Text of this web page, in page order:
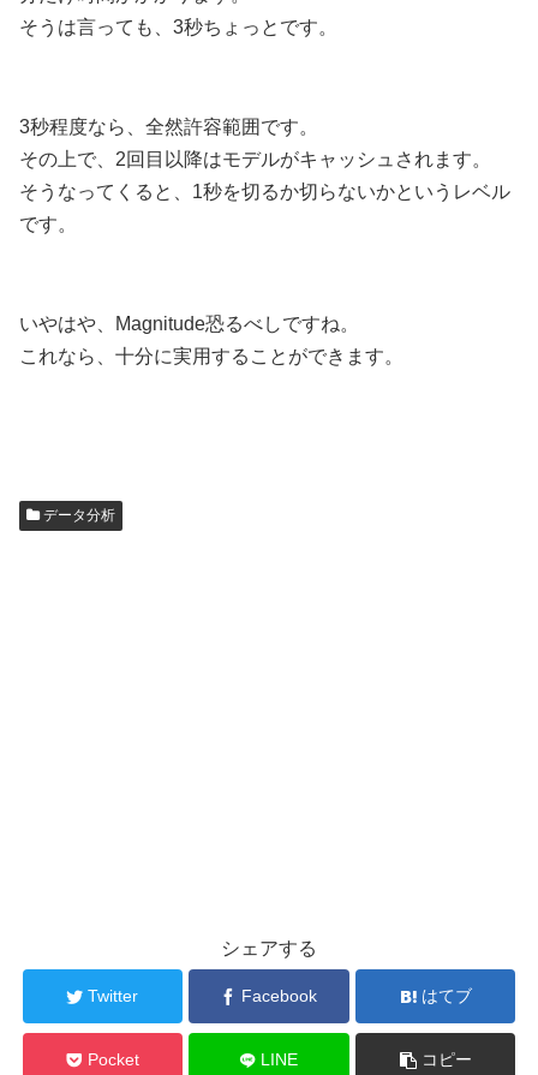
そうは言っても、3秒ちょっとです。
3秒程度なら、全然許容範囲です。
その上で、2回目以降はモデルがキャッシュされます。
そうなってくると、1秒を切るか切らないかというレベル
です。
いやはや、Magnitude恐るべしですね。
これなら、十分に実用することができます。
データ分析
シェアする
Twitter Facebook はてブ
Pocket LINE コピー